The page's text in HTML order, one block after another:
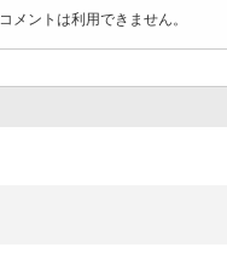
コメントは利用できません。